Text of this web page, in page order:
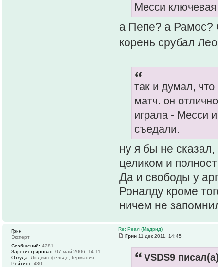
Месси
а Пепе? а Рамос?
корень срубал
так и думал,
матч. он
играла - Месси
съедали.
ну я бы не
целиком и
Да и свободы у
Роналду кроме
ничем не
Re: Реал (Мадрид)
Грин 11 дек 2011, 14:45
VSDS9
Грин
Эксперт
Сообщений: 4381
Зарегистрирован: 07 май 2006, 14:11
Откуда: Людвигсфельде, Германия
Рейтинг: 430